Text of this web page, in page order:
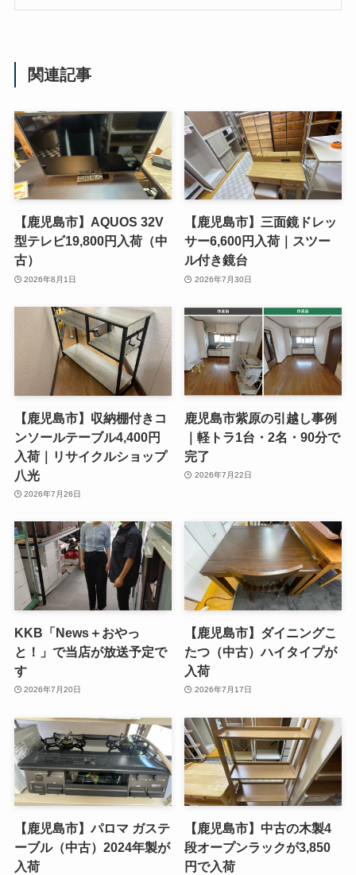
関連記事
【鹿児島市】AQUOS 32V
型テレビ19,800円入荷（中
古）
2026年8月1日
【鹿児島市】三面鏡ドレッ
サー6,600円入荷｜スツー
ル付き鏡台
2026年7月30日
【鹿児島市】収納棚付きコ
ンソールテーブル4,400円
入荷｜リサイクルショップ
八光
2026年7月26日
鹿児島市紫原の引越し事例
｜軽トラ1台・2名・90分で
完了
2026年7月22日
KKB「News＋おやっ
と！」で当店が放送予定で
す
2026年7月20日
【鹿児島市】ダイニングこ
たつ（中古）ハイタイプが
入荷
2026年7月17日
【鹿児島市】パロマ ガステ
ーブル（中古）2024年製が
入荷
【鹿児島市】中古の木製4
段オープンラックが3,850
円で入荷